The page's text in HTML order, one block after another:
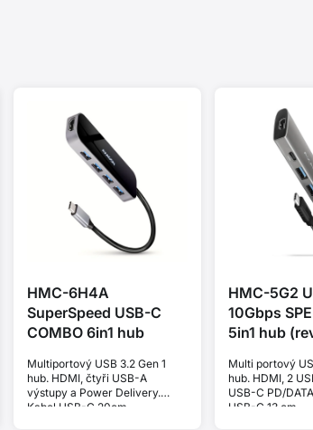
HMC-6H4A
SuperSpeed USB-C
COMBO 6in1 hub
Multiportový USB 3.2 Gen 1
hub. HDMI, čtyři USB-A
výstupy a Power Delivery.
Kabel USB-C 20cm.
HMC-5G2
10Gbps
5in1 hub
Multi portový
hub. HDMI, 2
USB-C PD/
USB-C 13 cm.